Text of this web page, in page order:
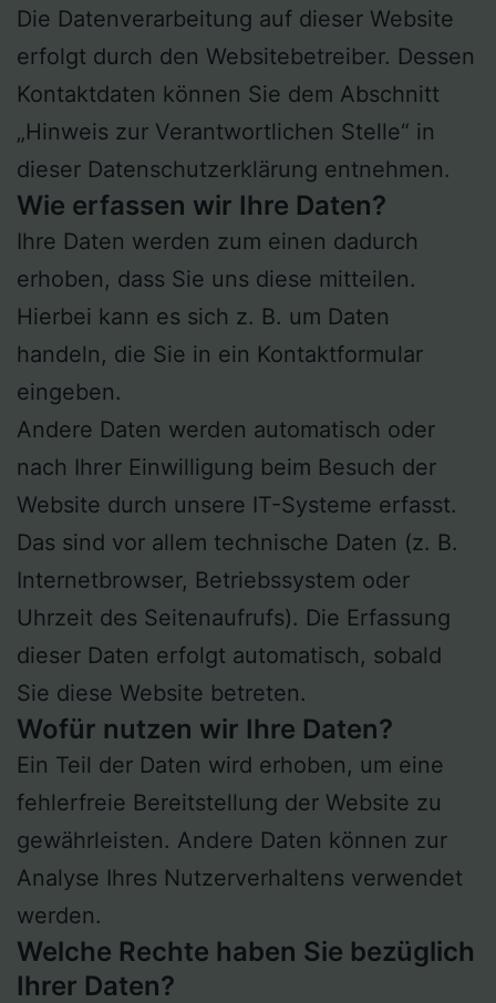
Die Datenverarbeitung auf dieser Website
erfolgt durch den Websitebetreiber. Dessen
Kontaktdaten können Sie dem Abschnitt
„Hinweis zur Verantwortlichen Stelle“ in
dieser Datenschutzerklärung entnehmen.
Wie erfassen wir Ihre Daten?
Ihre Daten werden zum einen dadurch
erhoben, dass Sie uns diese mitteilen.
Hierbei kann es sich z. B. um Daten
handeln, die Sie in ein Kontaktformular
eingeben.
Andere Daten werden automatisch oder
nach Ihrer Einwilligung beim Besuch der
Website durch unsere IT-Systeme erfasst.
Das sind vor allem technische Daten (z. B.
Internetbrowser, Betriebssystem oder
Uhrzeit des Seitenaufrufs). Die Erfassung
dieser Daten erfolgt automatisch, sobald
Sie diese Website betreten.
Wofür nutzen wir Ihre Daten?
Ein Teil der Daten wird erhoben, um eine
fehlerfreie Bereitstellung der Website zu
gewährleisten. Andere Daten können zur
Analyse Ihres Nutzerverhaltens verwendet
werden.
Welche Rechte haben Sie bezüglich
Ihrer Daten?